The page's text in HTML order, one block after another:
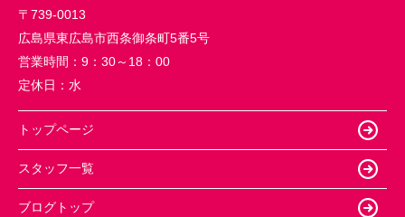
〒739-0013
広島県東広島市西条御条町5番5号
営業時間： 9：30～18：00
定休日： 水
トップページ
スタッフ一覧
ブログトップ